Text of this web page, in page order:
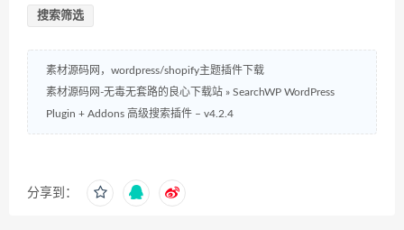
搜索筛选
素材源码网，wordpress/shopify主题插件下载
素材源码网-无毒无套路的良心下载站 » SearchWP WordPress
Plugin + Addons 高级搜索插件 – v4.2.4
分享到：